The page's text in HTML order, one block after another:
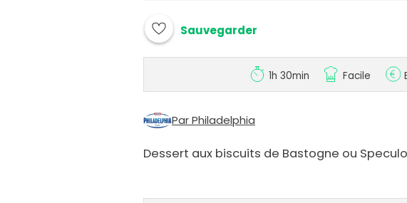
Sauvegarder
1h 30min Facile
Par Philadelphia
Dessert aux biscuits de Bastogne ou